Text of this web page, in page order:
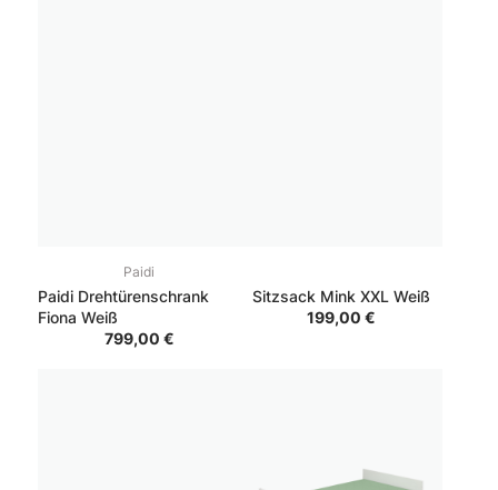
Paidi
Paidi Drehtürenschrank
Fiona Weiß
799,00 €
Sitzsack Mink XXL Weiß
199,00 €